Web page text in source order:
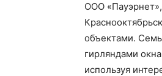
ООО
объектами.
гирляндами
используя